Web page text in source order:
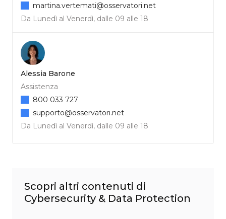
Da Lunedì al Venerdì, dalle 09 alle 18
martina.vertemati@osservatori.net
Alessia Barone
Assistenza
Da Lunedì al Venerdì, dalle 09 alle 18
800 033 727
supporto@osservatori.net
Scopri altri contenuti di
Cybersecurity & Data Protection